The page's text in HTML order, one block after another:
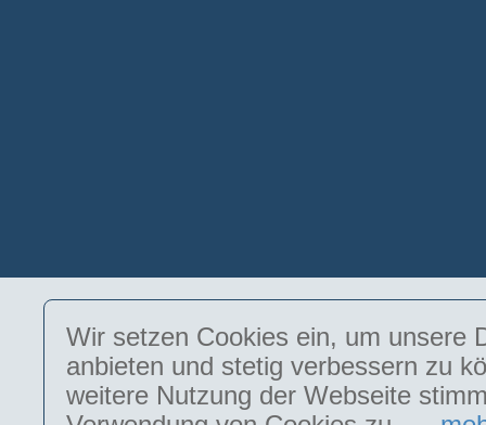
Wir setzen Cookies ein, um unsere
anbieten und stetig verbessern zu
weitere Nutzung der Webseite